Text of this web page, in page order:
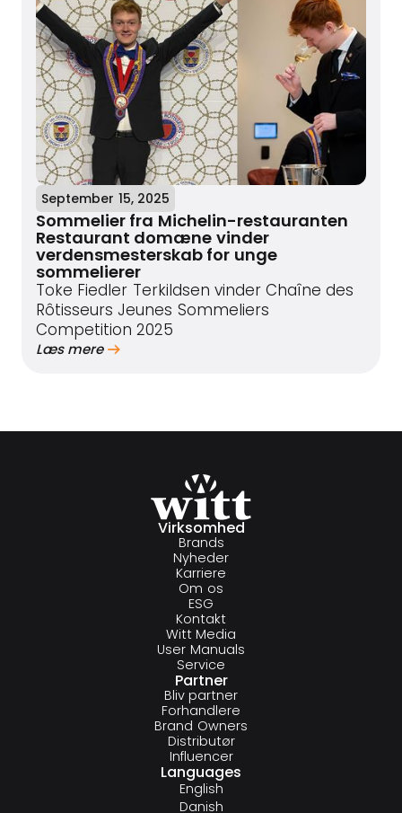
September 15, 2025
Sommelier fra Michelin-restauranten
Restaurant domæne vinder
verdensmesterskab for unge
sommelierer
Toke Fiedler Terkildsen vinder Chaîne des
Rôtisseurs Jeunes Sommeliers
Competition 2025
Læs mere
Virksomhed
Brands
Nyheder
Karriere
Om os
ESG
Kontakt
Witt Media
User Manuals
Service
Partner
Bliv partner
Forhandlere
Brand Owners
Distributør
Influencer
Languages
English
Danish